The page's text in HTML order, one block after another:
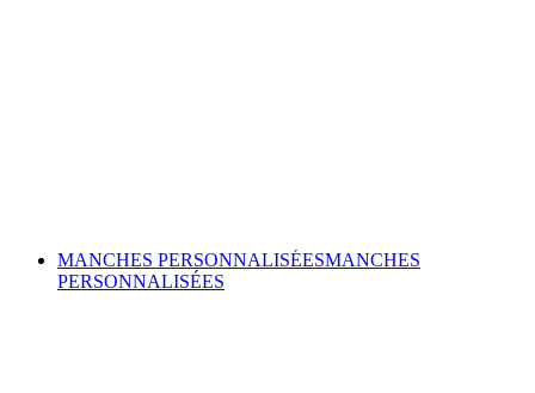
MANCHES PERSONNALISÉESMANCHES
PERSONNALISÉES